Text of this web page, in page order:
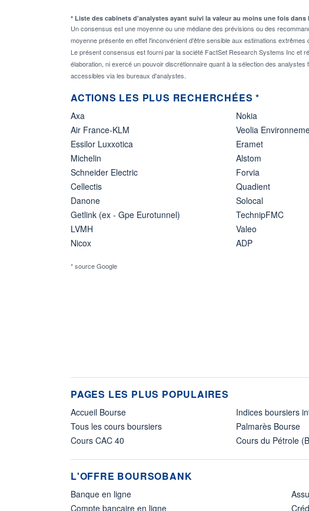
* Liste des cabinets d'analystes ayant suivi la valeur au moins une fois dans
Un consensus est une moyenne ou une médiane des prévisions ou des
moyenne présente en effet l'inconvénient d'être sensible aux estimations
Le présent consensus est fourni par la société FactSet Research Systems Inc et
élaboration, ni exercé un pouvoir discrétionnaire quant à la sélection des
accessibles via les bureaux d'analystes.
ACTIONS LES PLUS RECHERCHÉES *
Axa
Air France-KLM
Essilor Luxxotica
Michelin
Schneider Electric
Cellectis
Danone
Getlink (ex - Gpe Eurotunnel)
LVMH
Nicox
Nokia
Veolia
Eramet
Alstom
Forvia
Quadient
Solocal
TechnipFMC
Valeo
ADP
* source Google
PAGES LES PLUS POPULAIRES
Accueil Bourse
Tous les cours boursiers
Cours CAC 40
Indices boursiers
Palmarès Bourse
Cours du Pétrole
L'OFFRE BOURSOBANK
Banque en ligne
Compte bancaire en ligne